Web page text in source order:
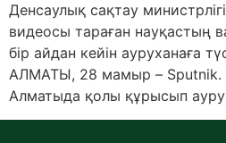
Денсаулық сақтау
видеосы тараған науқастың
бір айдан кейін ауруханаға
АЛМАТЫ, 28 мамыр – Sputnik.
Алматыда қолы құрысып